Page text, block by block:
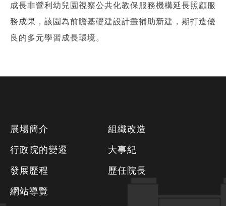
成長非營利幼兒園視察公共化教保服務機構延長照顧服
務成果，該園為前瞻基礎建設計畫補助新建，期打造優
良的多元學習成長環境。
展場簡介
行政院的變遷
發展歷程
網站導覽
組織改造
大事紀
歷任院長